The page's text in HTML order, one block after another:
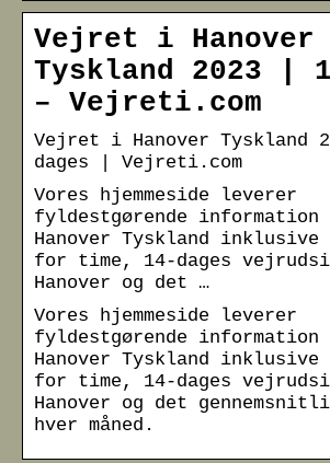
Vejret i Hanover
Tyskland 2023 |
– Vejreti.com
Vejret i Hanover Tyskland
dages | Vejreti.com
Vores hjemmeside leverer
fyldestgørende
Hanover Tyskland
for time, 14-dages
Hanover og det …
Vores hjemmeside leverer
fyldestgørende
Hanover Tyskland
for time, 14-dages
Hanover og det
hver måned.